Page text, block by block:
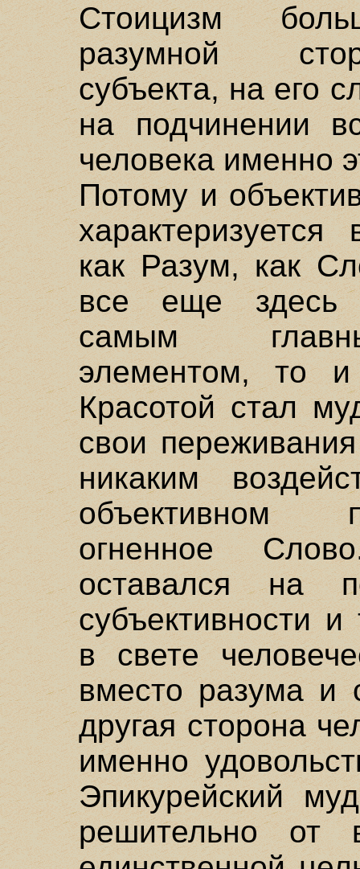
Стоицизм
разумной
субъекта, на его
на подчинении
человека именно
Потому и
характеризуется
как Разум, как
все еще здесь
самым
элементом, то
Красотой стал
свои
никаким
объективном
огненное
оставался на
субъективности
в свете
вместо разума и
другая сторона
именно
Эпикурейский
решительно от